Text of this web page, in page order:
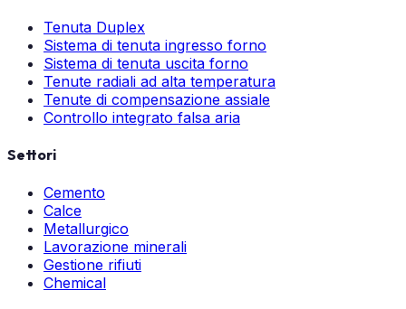
Tenuta Duplex
Sistema di tenuta ingresso forno
Sistema di tenuta uscita forno
Tenute radiali ad alta temperatura
Tenute di compensazione assiale
Controllo integrato falsa aria
Settori
Cemento
Calce
Metallurgico
Lavorazione minerali
Gestione rifiuti
Chemical